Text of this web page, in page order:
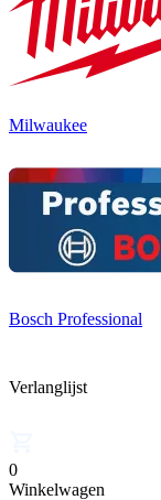
Milwaukee
Bosch Professional
Verlanglijst
0
Winkelwagen